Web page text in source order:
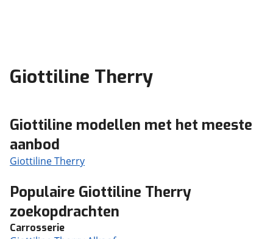
Giottiline Therry
Giottiline modellen met het meeste
aanbod
Giottiline Therry
Populaire Giottiline Therry
zoekopdrachten
Carrosserie